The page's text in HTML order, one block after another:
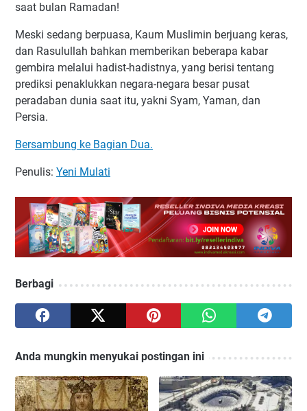
saat bulan Ramadan!
Meski sedang berpuasa, Kaum Muslimin berjuang keras,
dan Rasulullah bahkan memberikan beberapa kabar
gembira melalui hadist-hadistnya, yang berisi tentang
prediksi penaklukkan negara-negara besar pusat
peradaban dunia saat itu, yakni Syam, Yaman, dan
Persia.
Bersambung ke Bagian Dua.
Penulis: Yeni Mulati
Berbagi
Anda mungkin menyukai postingan ini